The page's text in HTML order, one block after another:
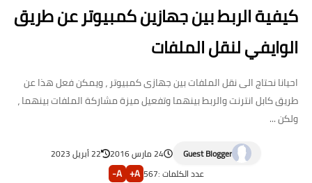
كيفية الربط بين جهازين كمبيوتر عن طريق
الوايفي لنقل الملفات
احيانا نحتاج الى نقل الملفات بين جهازى كمبيوتر ، ويمكن فعل هذا عن
طريق كابل انترنت والربط بينهما وتفعيل ميزة مشاركة الملفات بينهما ،
ولكن ...
Guest Blogger 24 مارس 2016
22 أبريل 2023
عدد الكلمات :567
A+
A-